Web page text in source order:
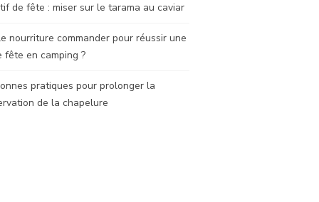
de fête : miser sur le tarama au caviar
nourriture commander pour réussir une
fête en camping ?
pratiques pour prolonger la
de la chapelure